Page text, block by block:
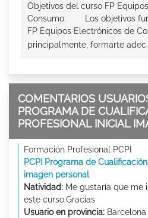
Objetivos del curso FP
Consumo: Los objetivos
FP Equipos Electrónicos de
principalmente, formarte
COMENTARIOS
PROGRAMA DE
PROFESIONAL INICIAL
Formación Profesional PCPI
PCPI Programa de
imagen personal
Natividad: Me gustaría que me
este curso.Gracias
Usuario en provincia: Barcelona